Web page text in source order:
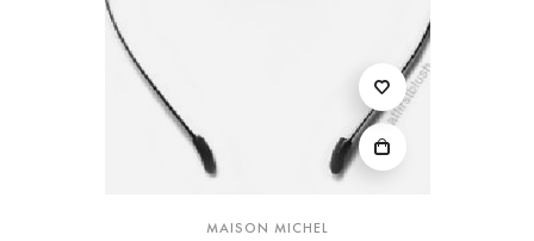
MAISON MICHEL